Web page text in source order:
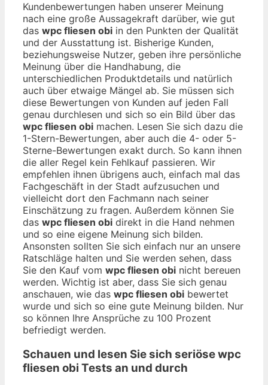
Kundenbewertungen haben unserer Meinung
nach eine große Aussagekraft darüber, wie gut
das wpc fliesen obi in den Punkten der Qualität
und der Ausstattung ist. Bisherige Kunden,
beziehungsweise Nutzer, geben ihre persönliche
Meinung über die Handhabung, die
unterschiedlichen Produktdetails und natürlich
auch über etwaige Mängel ab. Sie müssen sich
diese Bewertungen von Kunden auf jeden Fall
genau durchlesen und sich so ein Bild über das
wpc fliesen obi machen. Lesen Sie sich dazu die
1-Stern-Bewertungen, aber auch die 4- oder 5-
Sterne-Bewertungen exakt durch. So kann ihnen
die aller Regel kein Fehlkauf passieren. Wir
empfehlen ihnen übrigens auch, einfach mal das
Fachgeschäft in der Stadt aufzusuchen und
vielleicht dort den Fachmann nach seiner
Einschätzung zu fragen. Außerdem können Sie
das wpc fliesen obi direkt in die Hand nehmen
und so eine eigene Meinung sich bilden.
Ansonsten sollten Sie sich einfach nur an unsere
Ratschläge halten und Sie werden sehen, dass
Sie den Kauf vom wpc fliesen obi nicht bereuen
werden. Wichtig ist aber, dass Sie sich genau
anschauen, wie das wpc fliesen obi bewertet
wurde und sich so eine gute Meinung bilden. Nur
so können Ihre Ansprüche zu 100 Prozent
befriedigt werden.
Schauen und lesen Sie sich seriösewpc
fliesen obi Tests an und durch